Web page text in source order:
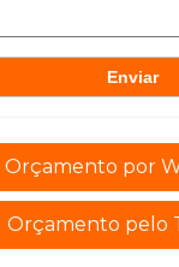
Orçamento por
Orçamento pelo